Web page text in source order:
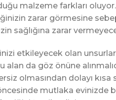
malzeme farkları
zarar görmesine
sağlığına zarar
etkileyecek olan
alan da göz önüne
olmasından dolayı
mutlaka evinizde